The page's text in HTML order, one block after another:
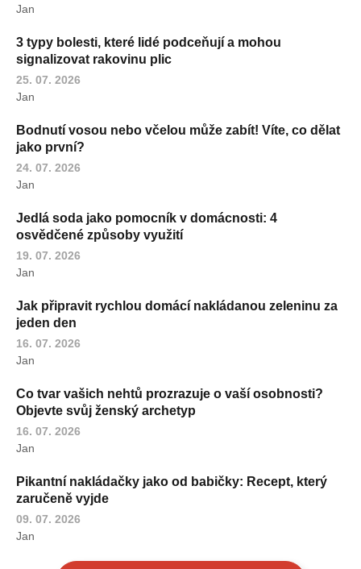
Jan
3 typy bolesti, které lidé podceňují a mohou
signalizovat rakovinu plic
25. 07. 2026
Jan
Bodnutí vosou nebo včelou může zabít! Víte, co dělat
jako první?
24. 07. 2026
Jan
Jedlá soda jako pomocník v domácnosti: 4
osvědčené způsoby využití
19. 07. 2026
Jan
Jak připravit rychlou domácí nakládanou zeleninu za
jeden den
16. 07. 2026
Jan
Co tvar vašich nehtů prozrazuje o vaší osobnosti?
Objevte svůj ženský archetyp
16. 07. 2026
Jan
Pikantní nakládačky jako od babičky: Recept, který
zaručeně vyjde
09. 07. 2026
Jan